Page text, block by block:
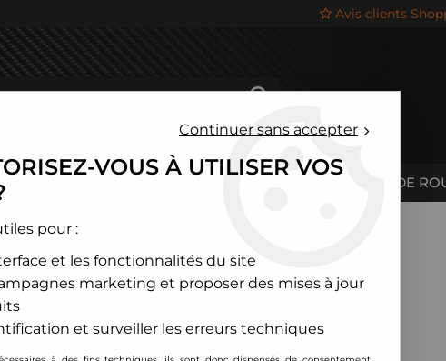
Avis clients
CALES DE
>Astra G
ASTRA G
Continuer sans accepter
VOUS À UTILISER VOS
pour :
et les fonctionnalités du site
marketing et proposer des mises à jour
et surveiller les erreurs techniques